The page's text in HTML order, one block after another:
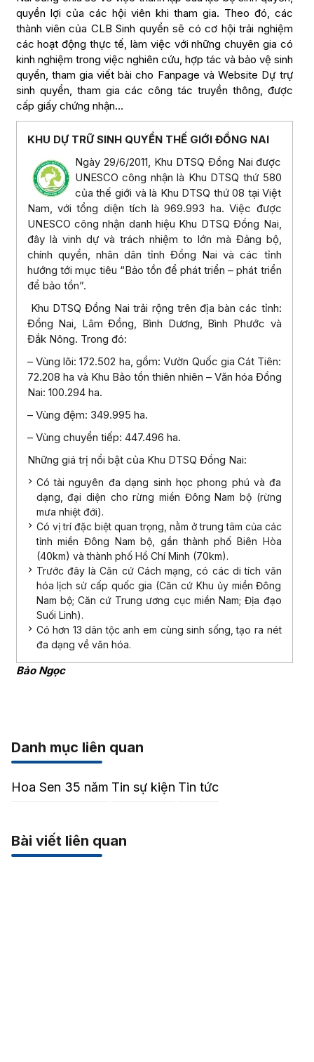
quyền lợi của các hội viên khi tham gia. Theo đó, các
thành viên của CLB Sinh quyển sẽ có cơ hội trải nghiệm
các hoạt động thực tế, làm việc với những chuyên gia có
kinh nghiệm trong việc nghiên cứu, hợp tác và bảo vệ sinh
quyển, tham gia viết bài cho Fanpage và Website Dự trự
sinh quyển, tham gia các công tác truyền thông, được
cấp giấy chứng nhận…
KHU DỰ TRỮ SINH QUYỂN THẾ GIỚI ĐỒNG NAI
Ngày 29/6/2011, Khu DTSQ Đồng Nai được
UNESCO công nhận là Khu DTSQ thứ 580
của thế giới và là Khu DTSQ thứ 08 tại Việt
Nam, với tổng diện tích là 969.993 ha. Việc được
UNESCO công nhận danh hiệu Khu DTSQ Đồng Nai,
đây là vinh dự và trách nhiệm to lớn mà Đảng bộ,
chính quyền, nhân dân tỉnh Đồng Nai và các tỉnh
hướng tới mục tiêu “Bảo tồn để phát triển – phát triển
để bảo tồn”.
Khu DTSQ Đồng Nai trải rộng trên địa bàn các tỉnh:
Đồng Nai, Lâm Đồng, Bình Dương, Bình Phước và
Đắk Nông. Trong đó:
– Vùng lõi: 172.502 ha, gồm: Vườn Quốc gia Cát Tiên:
72.208 ha và Khu Bảo tồn thiên nhiên – Văn hóa Đồng
Nai: 100.294 ha.
– Vùng đệm: 349.995 ha.
– Vùng chuyển tiếp: 447.496 ha.
Những giá trị nổi bật của Khu DTSQ Đồng Nai:
Có tài nguyên đa dạng sinh học phong phú và đa
dạng, đại diện cho rừng miền Đông Nam bộ (rừng
mưa nhiệt đới).
Có vị trí đặc biệt quan trọng, nằm ở trung tâm của các
tỉnh miền Đông Nam bộ, gần thành phố Biên Hòa
(40km) và thành phố Hồ Chí Minh (70km).
Trước đây là Căn cứ Cách mạng, có các di tích văn
hóa lịch sử cấp quốc gia (Căn cứ Khu ủy miền Đông
Nam bộ; Căn cứ Trung ương cục miền Nam; Địa đạo
Suối Linh).
Có hơn 13 dân tộc anh em cùng sinh sống, tạo ra nét
đa dạng về văn hóa.
Bảo Ngọc
Danh mục liên quan
Hoa Sen 35 năm Tin sự kiện Tin tức
Bài viết liên quan